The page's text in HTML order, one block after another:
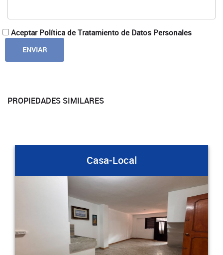
Aceptar Política de Tratamiento de Datos Personales
PROPIEDADES SIMILARES
Casa-Local